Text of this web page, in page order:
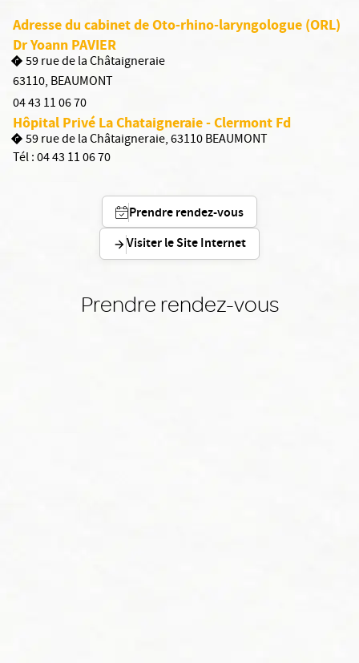
Adresse du cabinet de Oto-rhino-laryngologue (ORL)
Dr Yoann PAVIER
59 rue de la Châtaigneraie
63110, BEAUMONT
04 43 11 06 70
Hôpital Privé La Chataigneraie - Clermont Fd
59 rue de la Châtaigneraie, 63110 BEAUMONT
Tél :04 43 11 06 70
Prendre rendez-vous
Visiter le Site Internet
Prendre rendez-vous